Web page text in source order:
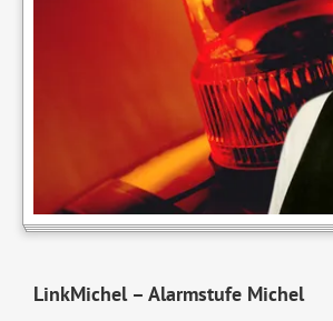
LinkMichel – Alarmstufe Michel